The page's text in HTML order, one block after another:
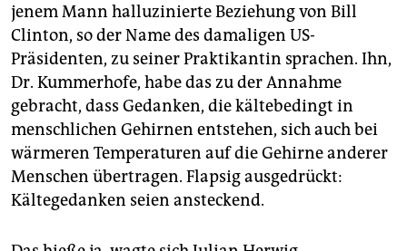
jenem Mann halluzinierte Beziehung von Bill
Clinton, so der Name des damaligen US-
Präsidenten, zu seiner Praktikantin sprachen. Ihn,
Dr. Kummerhofe, habe das zu der Annahme
gebracht, dass Gedanken, die kältebedingt in
menschlichen Gehirnen entstehen, sich auch bei
wärmeren Temperaturen auf die Gehirne anderer
Menschen übertragen. Flapsig ausgedrückt:
Kältegedanken seien ansteckend.